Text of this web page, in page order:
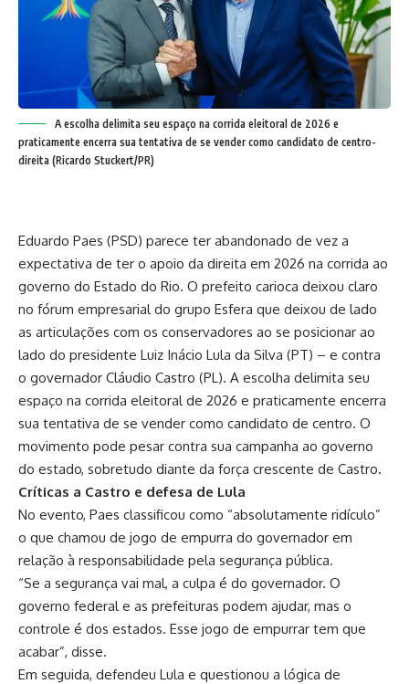
A escolha delimita seu espaço na corrida eleitoral de 2026 e
praticamente encerra sua tentativa de se vender como candidato de centro-
direita (Ricardo Stuckert/PR)
Eduardo Paes (PSD) parece ter abandonado de vez a
expectativa de ter o apoio da direita em 2026 na corrida ao
governo do Estado do Rio. O prefeito carioca deixou claro
no fórum empresarial do grupo Esfera que deixou de lado
as articulações com os conservadores ao se posicionar ao
lado do presidente Luiz Inácio Lula da Silva (PT) – e contra
o governador Cláudio Castro (PL). A escolha delimita seu
espaço na corrida eleitoral de 2026 e praticamente encerra
sua tentativa de se vender como candidato de centro. O
movimento pode pesar contra sua campanha ao governo
do estado, sobretudo diante da força crescente de Castro.
Críticas a Castro e defesa de Lula
No evento, Paes classificou como “absolutamente ridículo”
o que chamou de jogo de empurra do governador em
relação à responsabilidade pela segurança pública.
“Se a segurança vai mal, a culpa é do governador. O
governo federal e as prefeituras podem ajudar, mas o
controle é dos estados. Esse jogo de empurrar tem que
acabar”, disse.
Em seguida, defendeu Lula e questionou a lógica de